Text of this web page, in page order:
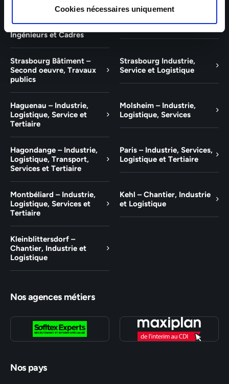
Cookies nécessaires uniquement
Tertiaire, Techniciens,
Ingénieurs et Cadres
Saint-Louis – Industrie,
Logistique, Service
Strasbourg Bâtiment –
Second oeuvre, Travaux
publics
Strasbourg Industrie,
Service et Logistique
Haguenau – Industrie,
Logistique, Service et
Tertiaire
Molsheim – Industrie,
Logistique, Services
Hagondange – Industrie,
Logistique, Transport,
Services et Tertiaire
Paris – Industrie, Services,
Logistique et Tertiaire
Montbéliard – Industrie,
Logistique, Services et
Tertiaire
Kehl – Chantier, Industrie
et Logistique
Kleinblittersdorf –
Chantier, Industrie et
Logistique
Nos agences métiers
Nos pays